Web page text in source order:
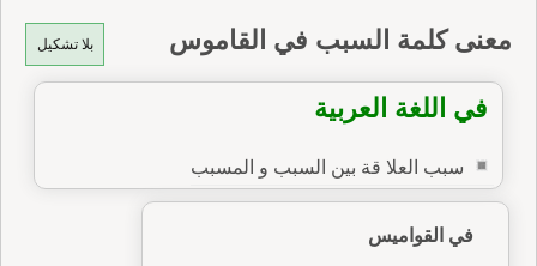
بلا تشكيل معنى كلمة السبب في القاموس
في اللغة العربية
سبب العلا قة بين السبب و المسبب
في القواميس